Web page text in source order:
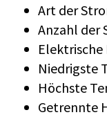
Art der
Anzahl der
Elektrische
Niedrigste
Höchste
Getrennte